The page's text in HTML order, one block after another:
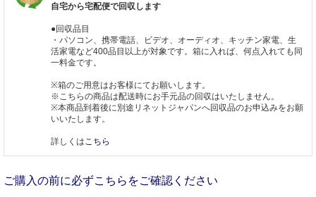
自宅から宅配便で回収します
●回収品目
・パソコン、携帯電話、ビデオ、オーディオ、キッチン家電、生
活家電など400品目以上が対象です。箱に入れば、何点入れても同
一料金です。
※箱のご用意はお客様にてお願いします。
※こちらの商品は配送時にお手元品の回収はいたしません。
※本商品到着後に別途リネットジャパンへ回収品のお申込みをお願
いいたします。
詳しくはこちら
ご購入の前に必ずこちらをご確認ください